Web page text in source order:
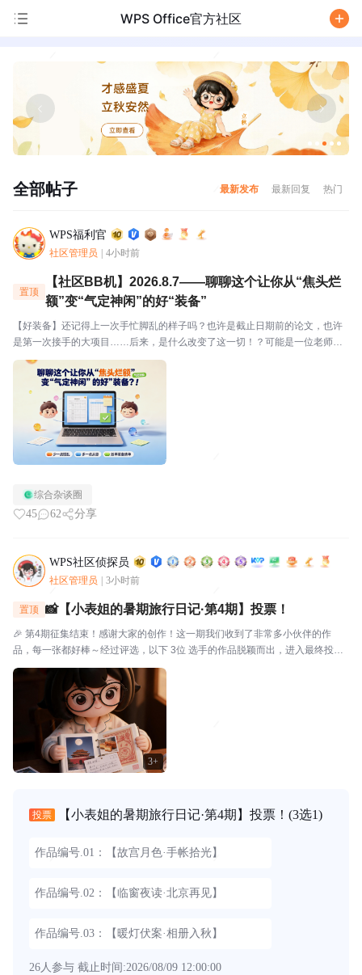
WPS Office官方社区
全部帖子 最新发布 最新回复 热门
WPS福利官
社区管理员 4小时前
置顶
【社区BB机】2026.8.7——聊聊这个让你从“焦头烂
额”变“气定神闲”的好“装备”
【好装备】还记得上一次手忙脚乱的样子吗？也许是截止日期前的论文，也许
是第一次接手的大项目……后来，是什么改变了这一切！？可能是一位老师一
语道破迷局？也可能是一个工具让你从手忙脚乱变得从容不迫？还可能是一份
好心态让你从焦头烂额变得从容不迫？分享格式建议：欢迎...
综合杂谈圈
45 62 分享
WPS社区侦探员
社区管理员 3小时前
3+
置顶 📸【小表姐的暑期旅行日记·第4期】投票！
🎉 第4期征集结束！感谢大家的创作！这一期我们收到了非常多小伙伴的作
品，每一张都好棒～经过评选，以下 3位 选手的作品脱颖而出，进入最终投
票！🗳️ 入选作品🔴作品编号.01：【故宫月色·手帐拾光】创作者：帅羊帅提示
词/思路：小表姐穿着家居装，坐在在家中的书...
投票 【小表姐的暑期旅行日记·第4期】投票！ (3选1)
作品编号.01：【故宫月色·手帐拾光】
作品编号.02：【临窗夜读·北京再见】
作品编号.03：【暖灯伏案·相册入秋】
26人参与 截止时间:2026/08/09 12:00:00